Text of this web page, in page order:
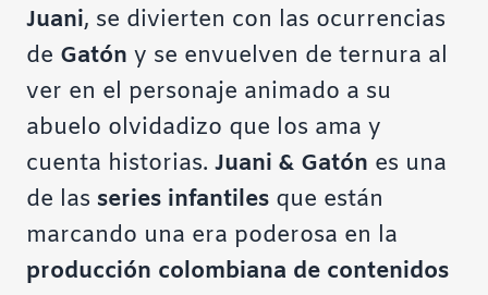
Juani, se divierten con las ocurrencias
de Gatón y se envuelven de ternura al
ver en el personaje animado a su
abuelo olvidadizo que los ama y
cuenta historias. Juani & Gatón es una
de las series infantiles que están
marcando una era poderosa en la
producción colombiana de contenidos